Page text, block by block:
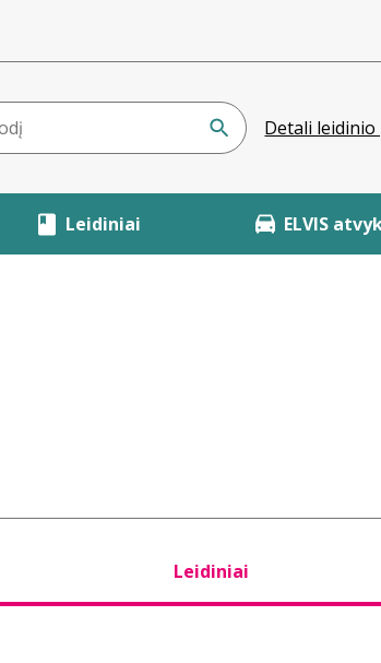
Detali leidinio
Leidiniai ELVIS
Leidiniai